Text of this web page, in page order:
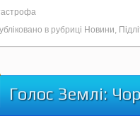
в рубриці Новини,
Голос Землі: